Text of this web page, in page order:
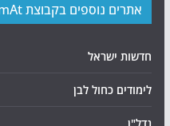
אתרים נוספים בקבוצת ZoomAt
חדשות ישראל
לימודים כחול לבן